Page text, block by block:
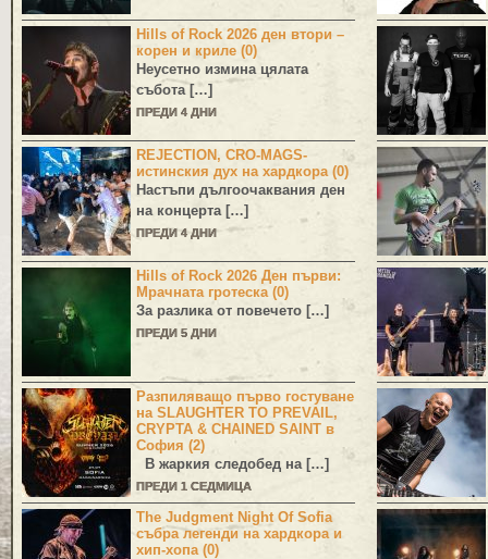
Hills of Rock 2026 ден втори –
корен и криле (0)
Неусетно измина цялата
събота […]
ПРЕДИ 4 ДНИ
REJECTION, CRO-MAGS-
истинския дух на хардкора (0)
Настъпи дългоочаквания ден
на концерта […]
ПРЕДИ 4 ДНИ
Hills of Rock 2026 Ден първи:
Мрачната гротеска (0)
За разлика от повечето […]
ПРЕДИ 5 ДНИ
Разпиляващо първо гостуване
на SLAUGHTER TO PREVAIL,
CRYPTA & CHAINED SAINT в
София (2)
В жаркия следобед на […]
ПРЕДИ 1 СЕДМИЦА
The Judgment Night Of Sofia
събра легенди на хардкора и
хип-хопа (0)